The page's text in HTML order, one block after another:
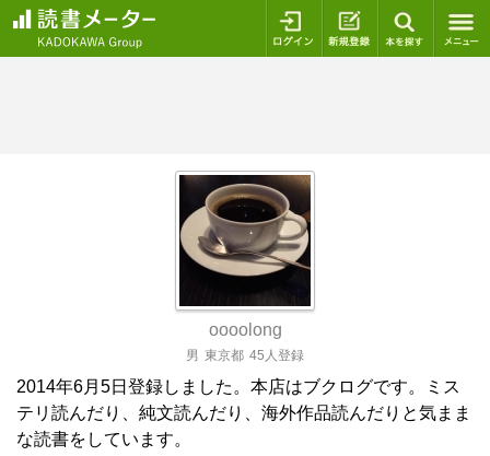
ログイン 新規登録
oooolong
男 東京都 45人登録
2014年6月5日登録しました。本店はブクログです。ミス
テリ読んだり、純文読んだり、海外作品読んだりと気まま
な読書をしています。